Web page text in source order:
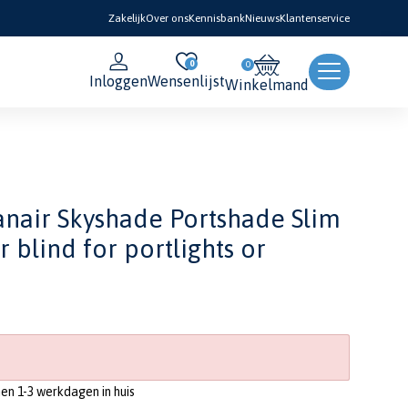
ZakelijkOver onsKennisbankNieuwsKlantenservice
Inloggen
0
WensenlijstWinkelmand
Skyshade Portshade Slim
blind for portlights or
1-3 werkdagen in huis